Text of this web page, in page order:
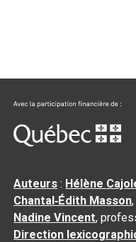
Auteurs : Hélène
Chantal‑Édith Masson
Nadine Vincent,
Direction